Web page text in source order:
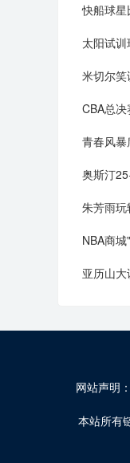
快船球星
太阳试
米切尔
CBA总
青春风
奥斯汀
朱芳雨
NBA商
亚历山
网站声明
本站所有